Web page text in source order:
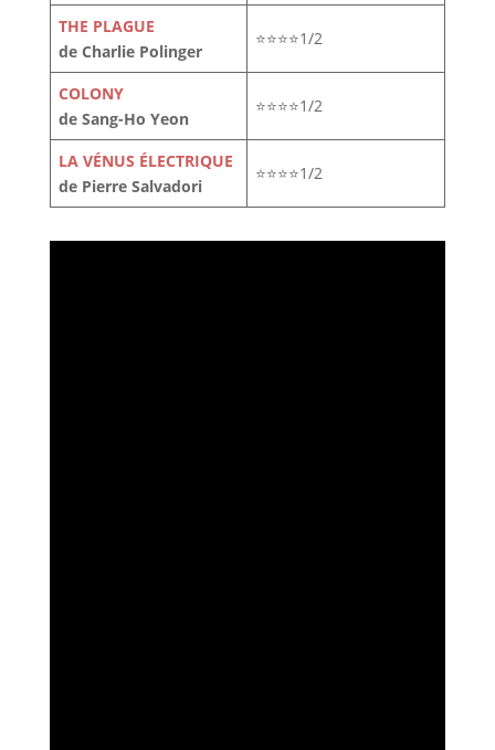
THE PLAGUE
de Charlie Polinger
⭐⭐⭐⭐1/2
COLONY
de Sang-Ho Yeon
⭐⭐⭐⭐1/2
LA VÉNUS ÉLECTRIQUE
de Pierre Salvadori
⭐⭐⭐⭐1/2